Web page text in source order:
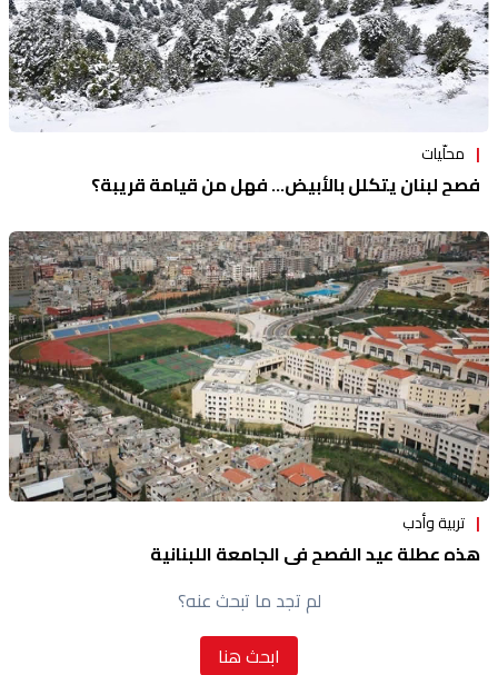
محلّيات
فصح لبنان يتكلل بالأبيض... فهل من قيامة قريبة؟
تربية وأدب
هذه عطلة عيد الفصح في الجامعة اللبنانية
لم تجد ما تبحث عنه؟
ابحث هنا